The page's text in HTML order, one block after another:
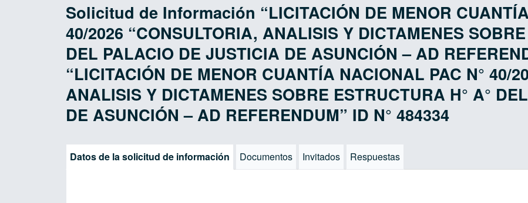
Solicitud de Información “LICITACIÓN DE MENOR
40/2026 “CONSULTORIA, ANALISIS Y DICTAMENES
DEL PALACIO DE JUSTICIA DE ASUNCIÓN – AD
“LICITACIÓN DE MENOR CUANTÍA NACIONAL PAC N° 40/
ANALISIS Y DICTAMENES SOBRE ESTRUCTURA H° A°
DE ASUNCIÓN – AD REFERENDUM” ID N° 484334
Datos de la solicitud de información Documentos Invitados Respuestas